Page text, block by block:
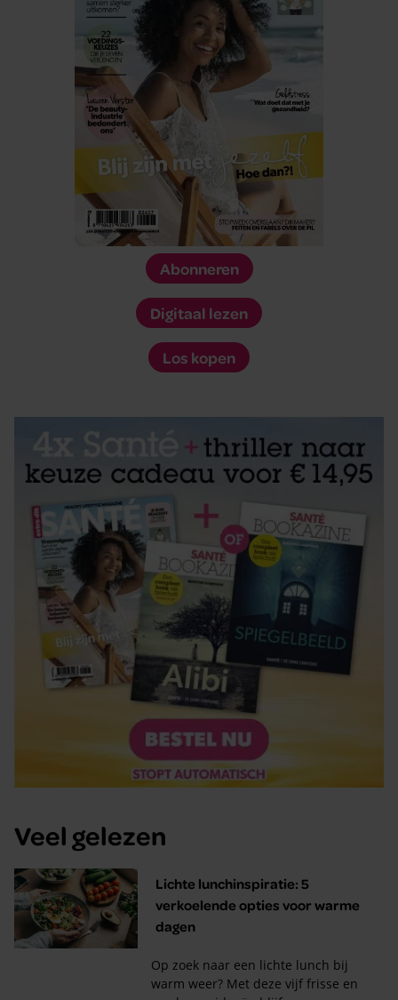
Abonneren
Digitaal lezen
Los kopen